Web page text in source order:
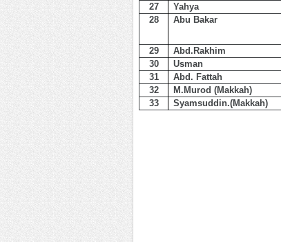
27
Yahya
28
Abu Bakar
29 Abd.Rakhim
30
Usman
31
Abd. Fattah
32
M.Murod (Makkah)
33
Syamsuddin.(Makkah)